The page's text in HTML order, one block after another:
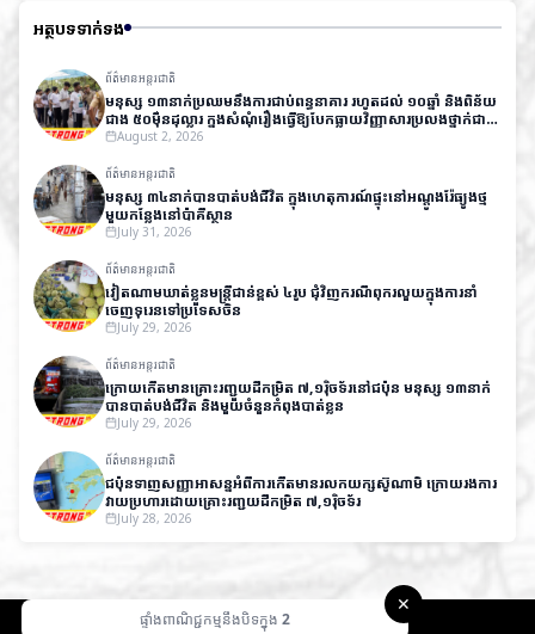
អត្ថបទទាក់ទង
ព័ត៌មានអន្តរជាតិ
មនុស្ស ១៣នាក់ប្រឈមនឹងការជាប់ពន្ធនាគារ រហូតដល់ ១០ឆ្នាំ និងពិន័យ
ជាង ៥០ម៉ឺនដុល្លារ ក្នុងសំណុំរឿងធ្វើឱ្យបែកធ្លាយវិញ្ញាសារប្រលងថ្នាក់ជាតិ
នៅឥណ្ឌា
August 2, 2026
ព័ត៌មានអន្តរជាតិ
មនុស្ស ៣៤នាក់បានបាត់បង់ជីវិត ក្នុងហេតុការណ៍ផ្ទុះនៅអណ្តូងរ៉ែធ្យូងថ្ម
មួយកន្លែងនៅប៉ាគីស្ថាន
July 31, 2026
ព័ត៌មានអន្តរជាតិ
វៀតណាមឃាត់ខ្លួនមន្ត្រីជាន់ខ្ពស់ ៤រូប ជុំវិញករណីពុករលួយក្នុងការនាំ
ចេញទុរេនទៅប្រទេសចិន
July 29, 2026
ព័ត៌មានអន្តរជាតិ
ក្រោយកើតមានគ្រោះរញ្ជួយដីកម្រិត ៧,១រ៉ិចទ័រនៅជប៉ុន មនុស្ស ១៣នាក់
បានបាត់បង់ជីវិត និងមួយចំនួនកំពុងបាត់ខ្លួន
July 29, 2026
ព័ត៌មានអន្តរជាតិ
ជប៉ុនទាញសញ្ញាអាសន្នអំពីការកើតមានរលកយក្សស៊ូណាមិ ក្រោយរងការ
វាយប្រហារដោយគ្រោះរញ្ជួយដីកម្រិត ៧,១រ៉ិចទ័រ
July 28, 2026
✕
ផ្ទាំងពាណិជ្ជកម្មនឹងបិទក្នុង 1